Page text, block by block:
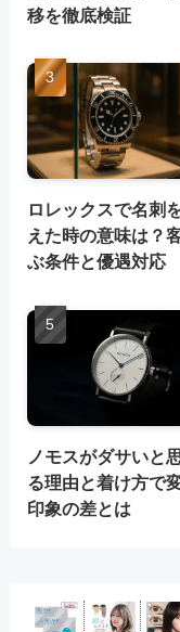
移を徹底検証
ロレックスで名刺
えた時の意味は？
ぶ条件と優遇対応
ノモスがダサいと
る理由と着け方で
印象の差とは